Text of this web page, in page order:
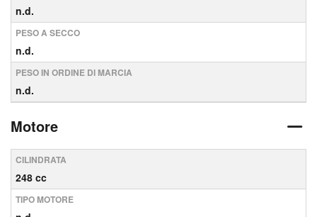
n.d.
PESO A SECCO
n.d.
PESO IN ORDINE DI MARCIA
n.d.
Motore
CILINDRATA
248 cc
TIPO MOTORE